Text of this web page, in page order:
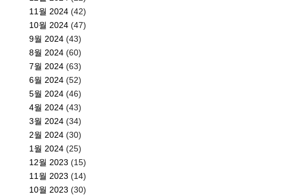
11월 2024 (42)
10월 2024 (47)
9월 2024 (43)
8월 2024 (60)
7월 2024 (63)
6월 2024 (52)
5월 2024 (46)
4월 2024 (43)
3월 2024 (34)
2월 2024 (30)
1월 2024 (25)
12월 2023 (15)
11월 2023 (14)
10월 2023 (30)